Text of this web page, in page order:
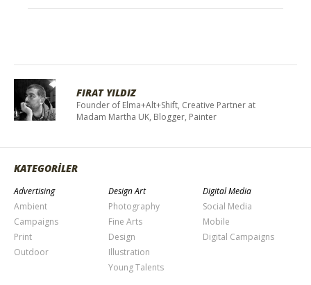
FIRAT YILDIZ
Founder of Elma+Alt+Shift, Creative Partner at
Madam Martha UK, Blogger, Painter
KATEGORİLER
Advertising
Ambient
Campaigns
Print
Outdoor
Design Art
Photography
Fine Arts
Design
Illustration
Young Talents
Digital Media
Social Media
Mobile
Digital Campaigns